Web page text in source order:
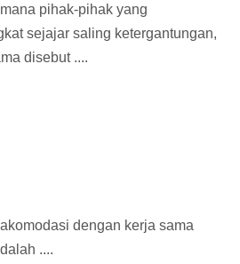
pihak-pihak yang
sejajar saling ketergantungan,
disebut ....
dengan kerja sama
....